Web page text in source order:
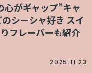
がギャップ”キャ
シーシャ好き スイ
フレーバーも紹介
2025.11.23